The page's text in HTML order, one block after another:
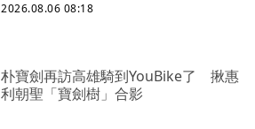
2026.08.06 08:18
朴寶劍再訪高雄騎到YouBike了 揪惠
利朝聖「寶劍樹」合影